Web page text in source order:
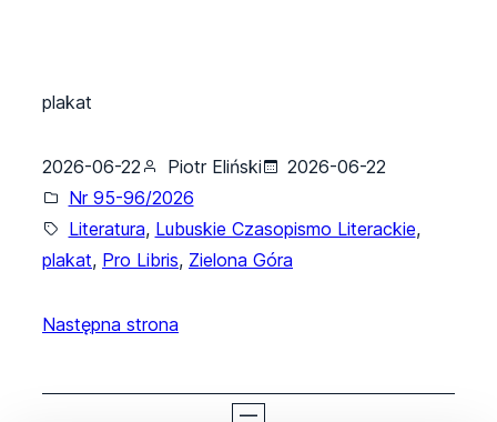
plakat
2026-06-22 Piotr Eliński
2026-06-22
Nr 95-96/2026
Literatura, Lubuskie Czasopismo Literackie,
plakat, Pro Libris, Zielona Góra
Następna strona